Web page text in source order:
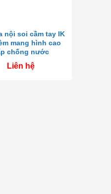
nội soi cầm tay IK
mang hình cao
chống nước
Liên hệ